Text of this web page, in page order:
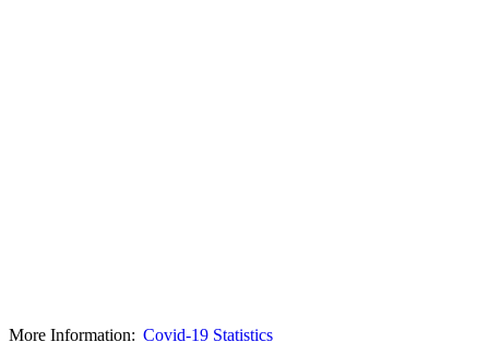
More Information: Covid-19 Statistics